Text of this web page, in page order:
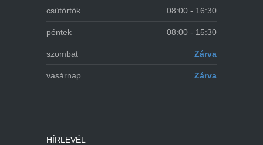
csütörtök 08:00 - 16:30
péntek 08:00 - 15:30
szombat Zárva
vasárnap Zárva
HÍRLEVÉL